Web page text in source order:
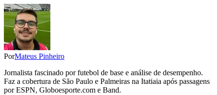
PorMateus Pinheiro
Jornalista fascinado por futebol de base e análise de desempenho.
Faz a cobertura de São Paulo e Palmeiras na Itatiaia após passagens
por ESPN, Globoesporte.com e Band.